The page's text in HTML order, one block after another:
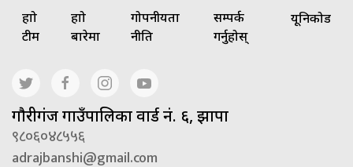
हाम्रो
टीम
हाम्रो
बारेमा
गोपनीयता
नीति
सम्पर्क
गर्नुहोस्
यूनिकोड
गाैरीगंज गाउँपालिका वार्ड नं. ६, झापा
९८०६०४८५५६
adrajbanshi@gmail.com